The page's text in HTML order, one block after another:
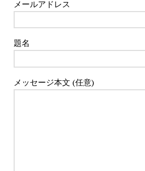
メールアドレス
題名
メッセージ本文 (任意)